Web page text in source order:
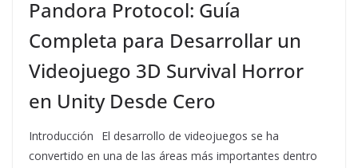
Pandora Protocol: Guía
Completa para Desarrollar un
Videojuego 3D Survival Horror
en Unity Desde Cero
Introducción El desarrollo de videojuegos se ha
convertido en una de las áreas más importantes dentro